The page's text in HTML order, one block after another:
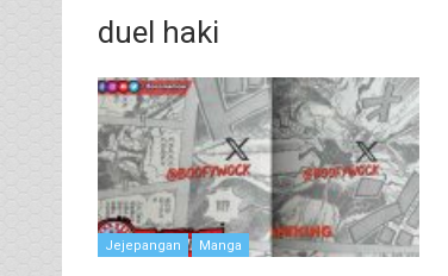
duel haki
Jejepangan Manga